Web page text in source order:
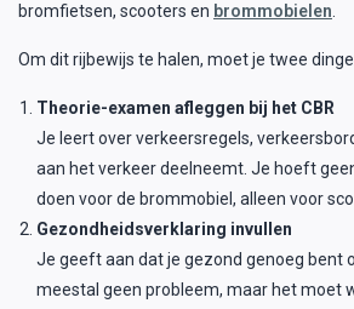
bromfietsen, scooters en brommobielen.
Om dit rijbewijs te halen, moet je twee
Theorie-examen afleggen bij het CBR
Je leert over verkeersregels,
aan het verkeer deelneemt. Je hoeft
doen voor de brommobiel, alleen voor
Gezondheidsverklaring invullen
Je geeft aan dat je gezond genoeg bent
meestal geen probleem, maar het moet